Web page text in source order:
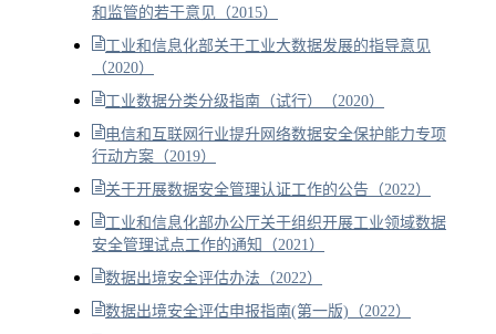
和监管的若干意见（2015）
工业和信息化部关于工业大数据发展的指导意见
（2020）
工业数据分类分级指南（试行）（2020）
电信和互联网行业提升网络数据安全保护能力专项
行动方案（2019）
关于开展数据安全管理认证工作的公告（2022）
工业和信息化部办公厅关于组织开展工业领域数据
安全管理试点工作的通知（2021）
数据出境安全评估办法（2022）
数据出境安全评估申报指南(第一版)（2022）